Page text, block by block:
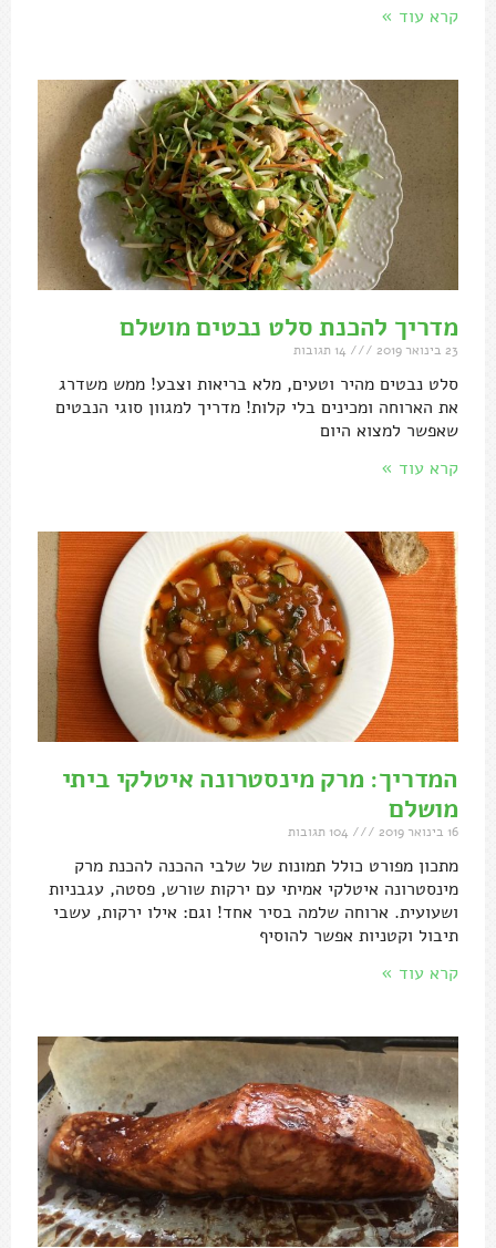
קרא עוד »
מדריך להכנת סלט נבטים מושלם
23 בינואר 2019
סלט נבטים מהיר וטעים, מלא בריאות וצבע! ממש משדרג
את הארוחה ומכינים בלי קלות! מדריך למגוון סוגי הנבטים
שאפשר למצוא היום
קרא עוד »
המדריך: מרק מינסטרונה איטלקי ביתי
מושלם
16 בינואר 2019
מתכון מפורט כולל תמונות של שלבי ההכנה להכנת מרק
מינסטרונה איטלקי אמיתי עם ירקות שורש, פסטה, עגבניות
ושעועית. ארוחה שלמה בסיר אחד! וגם: אילו ירקות, עשבי
תיבול וקטניות אפשר להוסיף
קרא עוד »